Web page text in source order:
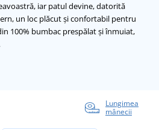
iar patul devine, datorită
un loc plăcut și confortabil pentru
100% bumbac prespălat și înmuiat,
Lungimea
mânecii